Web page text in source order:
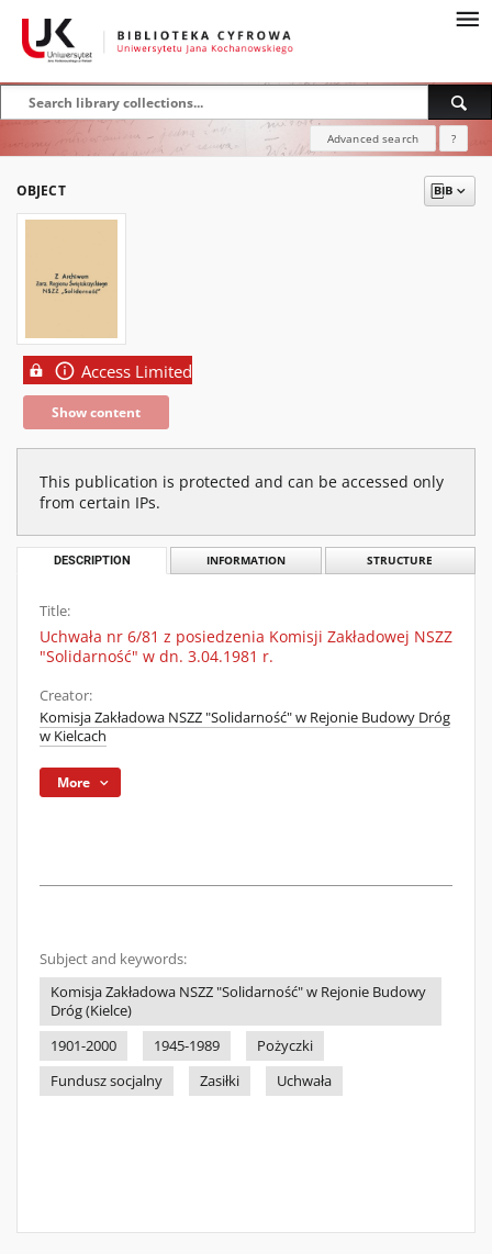
Advanced search ?
OBJECT
Access Limited
Show content
This publication is protected and can be accessed only
from certain IPs.
DESCRIPTION INFORMATION STRUCTURE
Title:
Uchwała nr 6/81 z posiedzenia Komisji Zakładowej NSZZ
"Solidarność" w dn. 3.04.1981 r.
Creator:
Komisja Zakładowa NSZZ "Solidarność" w Rejonie Budowy Dróg
w Kielcach
More
Subject and keywords:
Komisja Zakładowa NSZZ "Solidarność" w Rejonie Budowy
Dróg (Kielce)
1901-2000
1945-1989
Pożyczki
Fundusz socjalny
Zasiłki Uchwała